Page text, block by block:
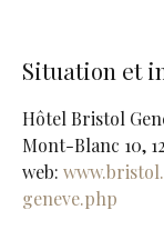
Situation et
Hôtel Bristol
Mont-Blanc 10,
web:
geneve.php